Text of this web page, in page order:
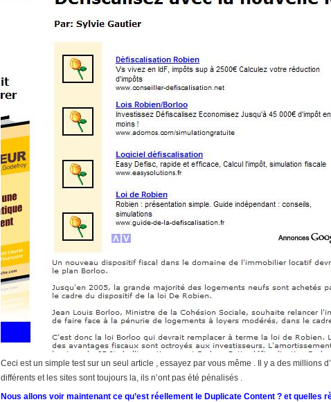
Ceci est un simple test sur un seul article , essayez par vous même . Il y a des millions
différents et les sites sont toujours la, ils n’ont pas été pénalisés .
Nous allons voir maintenant ce qu’est réellement le Duplicate Content ? et quelles